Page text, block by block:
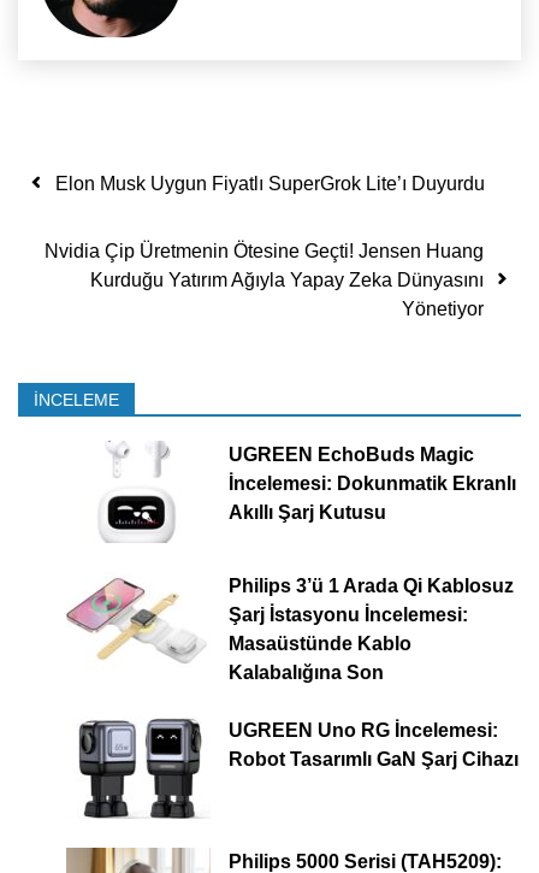
Yazı dolaşımı
Elon Musk Uygun Fiyatlı SuperGrok Lite’ı Duyurdu
Nvidia Çip Üretmenin Ötesine Geçti! Jensen Huang
Kurduğu Yatırım Ağıyla Yapay Zeka Dünyasını
Yönetiyor
İNCELEME
UGREEN EchoBuds Magic
İncelemesi: Dokunmatik Ekranlı
Akıllı Şarj Kutusu
Philips 3’ü 1 Arada Qi Kablosuz
Şarj İstasyonu İncelemesi:
Masaüstünde Kablo
Kalabalığına Son
UGREEN Uno RG İncelemesi:
Robot Tasarımlı GaN Şarj Cihazı
Philips 5000 Serisi (TAH5209):